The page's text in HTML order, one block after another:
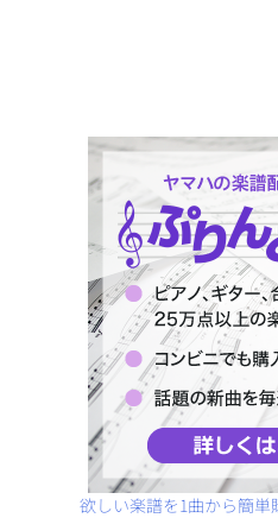
欲しい楽譜を1曲から簡単